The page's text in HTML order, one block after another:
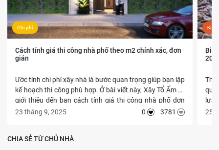
Chi phí
Cách tính giá thi công nhà phố theo m2 chính xác, đơn
giản
Ước tính chi phí xây nhà là bước quan trọng giúp bạn lập
kế hoạch thi công phù hợp. Ở bài viết này, Xây Tổ Ấm sẽ
giới thiệu đến bạn cách tính giá thi công nhà phố đơn
giản theo m2 xây dựng cực đơn giản và dễ thực hiện.
23 tháng 9, 2025 0 3781
Kiến
Thi
lựa
25
CHIA SẺ TỪ CHỦ NHÀ